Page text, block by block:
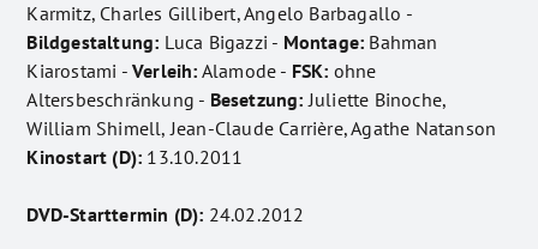
Karmitz, Charles Gillibert, Angelo Barbagallo -
Bildgestaltung: Luca Bigazzi - Montage: Bahman
Kiarostami -Verleih: Alamode - FSK: ohne
Altersbeschränkung - Besetzung: Juliette Binoche,
William Shimell, Jean-Claude Carrière, Agathe Natanson
Kinostart (D): 13.10.2011
DVD-Starttermin (D): 24.02.2012